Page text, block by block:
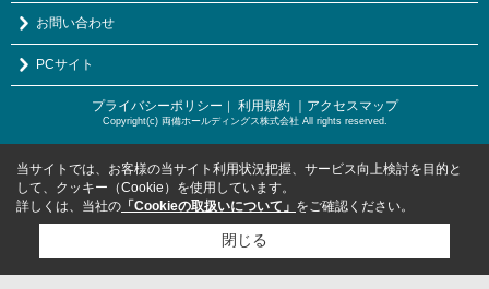
お問い合わせ
PCサイト
プライバシーポリシー ｜ 利用規約 ｜アクセスマップ
Copyright(c) 両備ホールディングス株式会社 All rights reserved.
当サイトでは、お客様の当サイト利用状況把握、サービス向上検討を目的と
して、クッキー（Cookie）を使用しています。
詳しくは、当社の 「Cookieの取扱いについて」 をご確認ください。
閉じる